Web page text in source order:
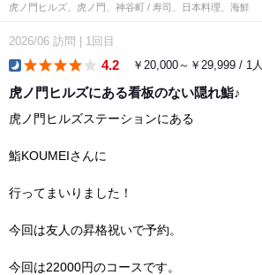
虎ノ門ヒルズ、虎ノ門、神谷町 / 寿司、日本料理、海鮮
2026/06 訪問 1回目
4.2 ￥20,000～￥29,999 / 1人
虎ノ門ヒルズにある看板のない隠れ鮨♪
虎ノ門ヒルズステーションにある
鮨KOUMEIさんに
行ってまいりました！
今回は友人の昇格祝いで予約。
今回は22000円のコースです。